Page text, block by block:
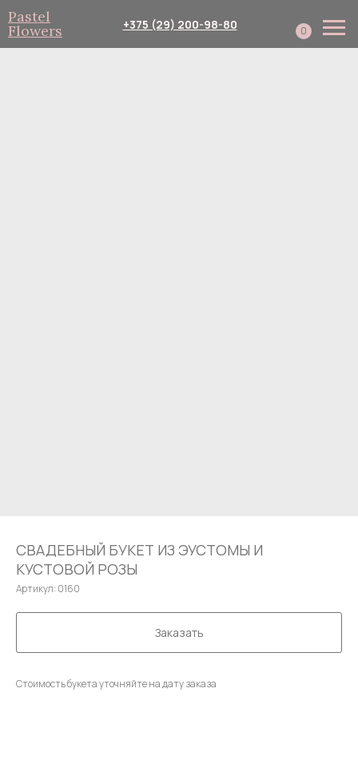
0
+375 (29) 200-98-80
Pastel
Flowers
СВАДЕБНЫЙ БУКЕТ ИЗ ЭУСТОМЫ И
КУСТОВОЙ РОЗЫ
Артикул: 0160
Заказать
Стоимость букета уточняйте на дату заказа